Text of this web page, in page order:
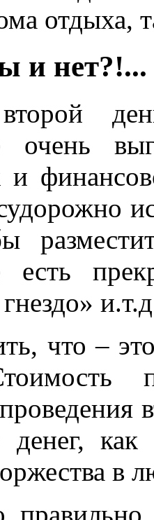
отдыха,
и нет?!...
очень
и
есть
что –
денег,
в